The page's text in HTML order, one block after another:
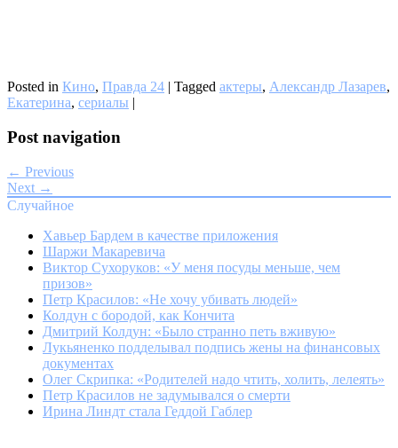
Posted in Кино, Правда 24 | Tagged актеры, Александр Лазарев,
Екатерина, сериалы |
Post navigation
← Previous
Next →
Случайное
Хавьер Бардем в качестве приложения
Шаржи Макаревича
Виктор Сухоруков: «У меня посуды меньше, чем
призов»
Петр Красилов: «Не хочу убивать людей»
Колдун с бородой, как Кончита
Дмитрий Колдун: «Было странно петь вживую»
Лукьяненко подделывал подпись жены на финансовых
документах
Олег Скрипка: «Родителей надо чтить, холить, лелеять»
Петр Красилов не задумывался о смерти
Ирина Линдт стала Геддой Габлер